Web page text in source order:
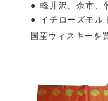
軽井沢、余市、
イチローズモ
国産ウィスキーを